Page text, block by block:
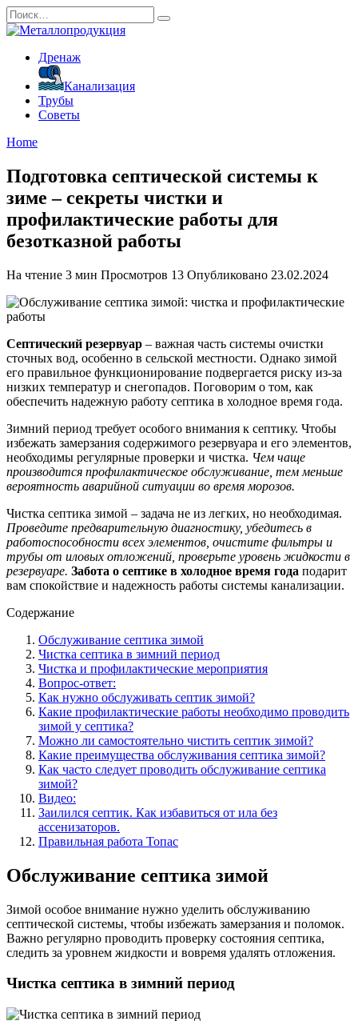
Перейти
к
содержанию
Search
for:
Дренаж
Канализация
Трубы
Советы
Home
Подготовка септической системы к
зиме – секреты чистки и
профилактические работы для
безотказной работы
На чтение 3 мин Просмотров 13 Опубликовано 23.02.2024
Септический резервуар – важная часть системы очистки
сточных вод, особенно в сельской местности. Однако зимой
его правильное функционирование подвергается риску из-за
низких температур и снегопадов. Поговорим о том, как
обеспечить надежную работу септика в холодное время года.
Зимний период требует особого внимания к септику. Чтобы
избежать замерзания содержимого резервуара и его элементов,
необходимы регулярные проверки и чистка. Чем чаще
производится профилактическое обслуживание, тем меньше
вероятность аварийной ситуации во время морозов.
Чистка септика зимой – задача не из легких, но необходимая.
Проведите предварительную диагностику, убедитесь в
работоспособности всех элементов, очистите фильтры и
трубы от иловых отложений, проверьте уровень жидкости в
резервуаре. Забота о септике в холодное время года подарит
вам спокойствие и надежность работы системы канализации.
Содержание
Обслуживание септика зимой
Чистка септика в зимний период
Чистка и профилактические мероприятия
Вопрос-ответ:
Как нужно обслуживать септик зимой?
Какие профилактические работы необходимо проводить
зимой у септика?
Можно ли самостоятельно чистить септик зимой?
Какие преимущества обслуживания септика зимой?
Как часто следует проводить обслуживание септика
зимой?
Видео:
Заилился септик. Как избавиться от ила без
ассенизаторов.
Правильная работа Топас
Обслуживание септика зимой
Зимой особое внимание нужно уделить обслуживанию
септической системы, чтобы избежать замерзания и поломок.
Важно регулярно проводить проверку состояния септика,
следить за уровнем жидкости и вовремя удалять отложения.
Чистка септика в зимний период